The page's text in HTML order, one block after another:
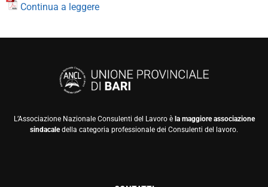
Continua a leggere
L’Associazione Nazionale Consulenti del Lavoro èla maggiore associazione
sindacaledella categoria professionale dei Consulenti del lavoro.